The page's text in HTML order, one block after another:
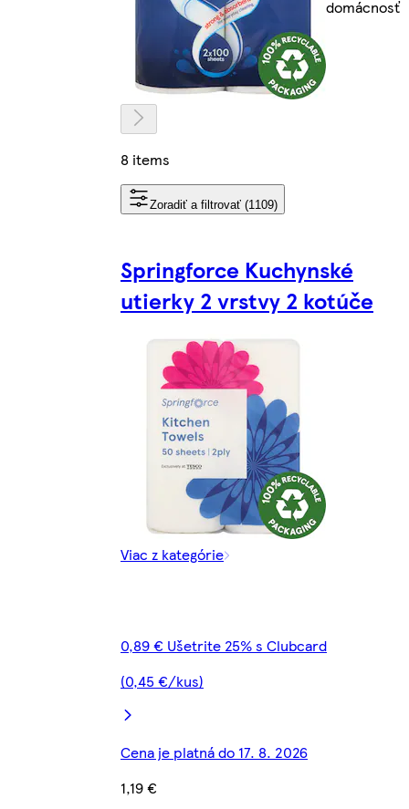
domácnosť
8 items
Zoradiť a filtrovať (1109)
Springforce Kuchynské
utierky 2 vrstvy 2 kotúče
Viac z kategórie
0,89 € Ušetrite 25% s Clubcard
(0,45 €/kus)
Cena je platná do 17. 8. 2026
1,19 €